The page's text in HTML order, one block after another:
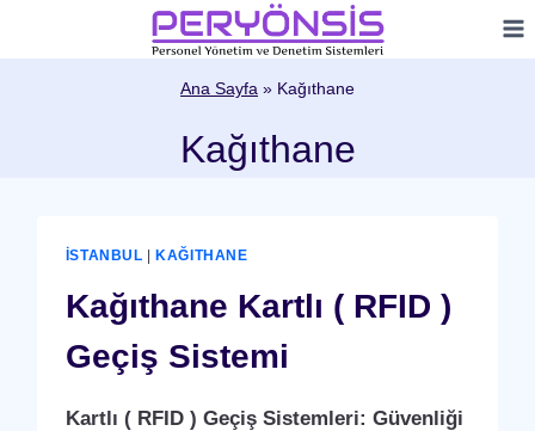
Ana Sayfa » Kağıthane
Kağıthane
İSTANBUL |KAĞITHANE
Kağıthane Kartlı ( RFID )
Geçiş Sistemi
Kartlı ( RFID ) Geçiş Sistemleri: Güvenliği